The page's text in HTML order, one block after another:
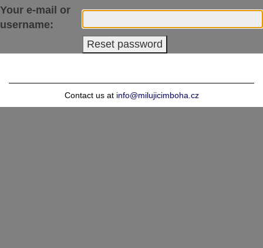
Your e-mail or
username:
Contact us at info@milujicimboha.cz